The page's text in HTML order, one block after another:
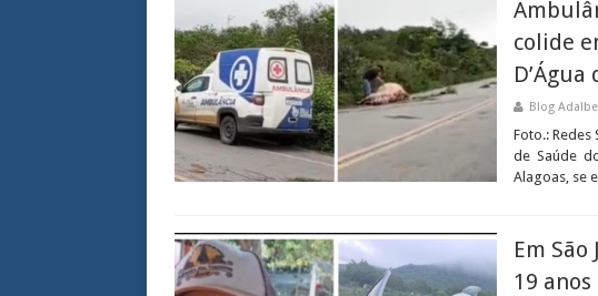
colide
D’Água
Blog
Foto.: Redes
de Saúde
Alagoas, se
Em São
19